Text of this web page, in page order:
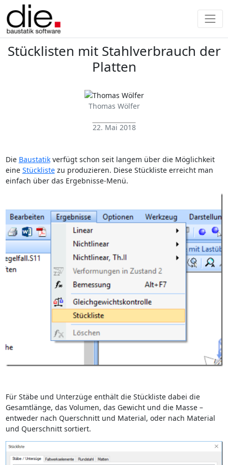
Stücklisten mit Stahlverbrauch der
Platten
Thomas Wölfer
22. Mai 2018
Die Baustatikverfügt schon seit langem über die Möglichkeit
eine Stücklistezu produzieren. Diese Stückliste erreicht man
einfach über das Ergebnisse-Menü.
Für Stäbe und Unterzüge enthält die Stückliste dabei die
Gesamtlänge, das Volumen, das Gewicht und die Masse –
entweder nach Querschnitt und Material, oder nach Material
und Querschnitt sortiert.